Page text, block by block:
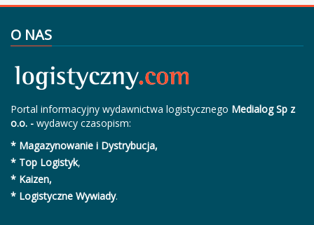
O NAS
Portal informacyjny wydawnictwa logistycznego Medialog Sp z
o.o. - wydawcy czasopism:
* Magazynowanie i Dystrybucja,
* Top Logistyk,
* Kaizen,
* Logistyczne Wywiady.